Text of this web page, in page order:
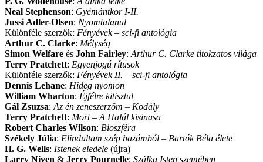
Neal Stephenson: Gyémántkor I-II.
Jussi Adler-Olsen: Nyomtalanul
Különféle szerzők: Fényévek – sci-fi antológia
Arthur C. Clarke: Mélység
Simon Welfare és John Fairley: Arthur C. Clarke titokzatos világa
Terry Pratchett: Egyenjogú rítusok
Különféle szerzők: Fényévek II. – sci-fi antológia
Dennis Lehane: Hideg nyomon
William Wharton: Éjfélre kitisztul
Gál Zsuzsa: Az én zeneszerzőm – Kodály
Terry Pratchett: Mort – A Halál kisinasa
Robert Charles Wilson: Bioszféra
Székely Júlia: Elindultam szép hazámból – Bartók Béla élete
H. G. Wells: Istenek eledele (újra)
Larry Niven & Jerry Pournelle: Szálka Isten szemében